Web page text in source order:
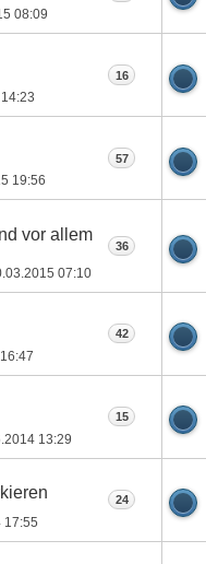
08:09
14:23
16
19:56
57
vor allem
07:10
36
16:47
42
13:29
15
17:55
24